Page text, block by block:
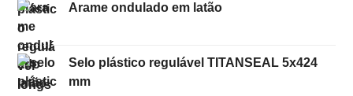
Arame ondulado em latão
Selo plástico regulável TITANSEAL 5x424
mm